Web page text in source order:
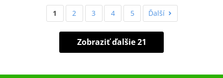
1 2 3 4 5 Ďalší
Zobraziť ďalšie 21